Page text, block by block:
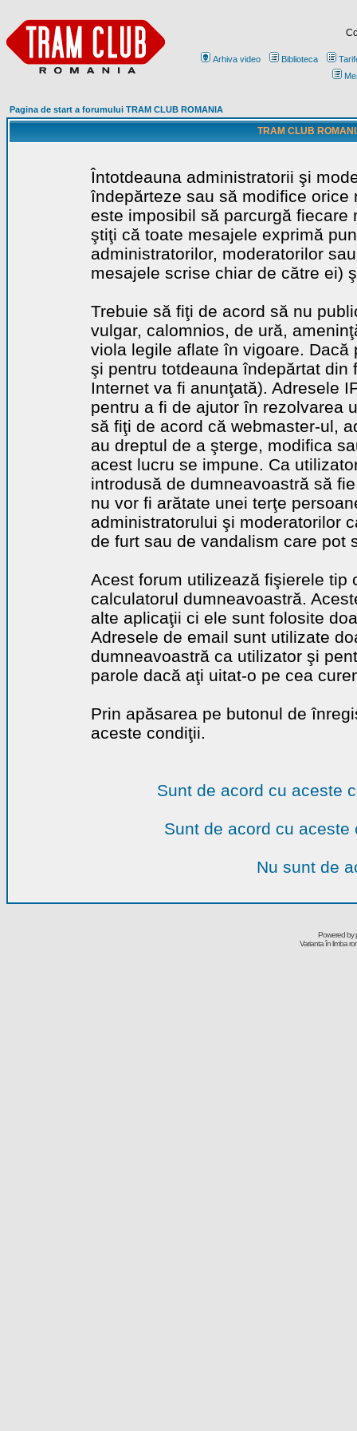
Arhiva video Biblioteca
Pagina de start a forumului TRAM CLUB ROMANIA
TRAM CLUB
Întotdeauna administratorii şi
îndepărteze sau să modifice
este imposibil să parcurgă
ştiţi că toate mesajele exprimă
administratorilor, moderatorilor
mesajele scrise chiar de către ei)
Trebuie să fiţi de acord să nu
vulgar, calomnios, de ură,
viola legile aflate în vigoare.
şi pentru totdeauna îndepărtat
Internet va fi anunţată). Adresele
pentru a fi de ajutor în rezolvarea
să fiţi de acord că webmaster-ul,
au dreptul de a şterge, modifica
acest lucru se impune. Ca
introdusă de dumneavoastră să
nu vor fi arătate unei terţe
administratorului şi moderatorilor
de furt sau de vandalism care pot
Acest forum utilizează fişierele tip
calculatorul dumneavoastră.
alte aplicaţii ci ele sunt folosite
Adresele de email sunt utilizate
dumneavoastră ca utilizator şi
parole dacă aţi uitat-o pe cea
Prin apăsarea pe butonul de
aceste condiţii.
Sunt de acord cu aceste
Sunt de acord cu
Nu sunt de
Powered by
Varianta în limba